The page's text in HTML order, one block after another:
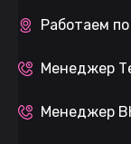
Работаем
Менеджер
Менеджер